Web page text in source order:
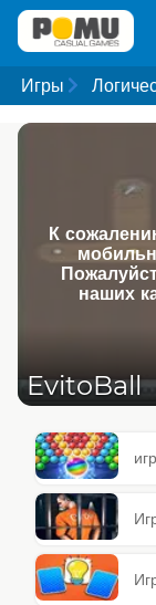
Игры
К
наших
EvitoBall